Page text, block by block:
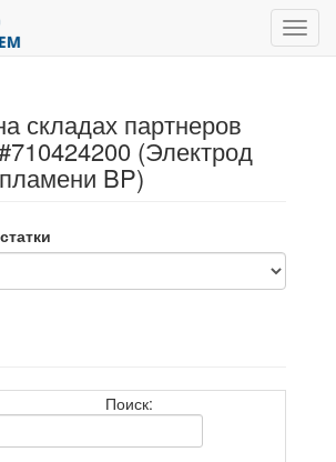
складах партнеров
(Электрод
BP)
Поиск: